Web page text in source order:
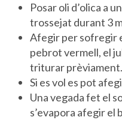
Posar oli d’olica a
trossejat durant 3
Afegir per sofregir
pebrot vermell, el
triturar prèviament.
Si es vol es pot
Una vegada fet el
s’evapora afegir el